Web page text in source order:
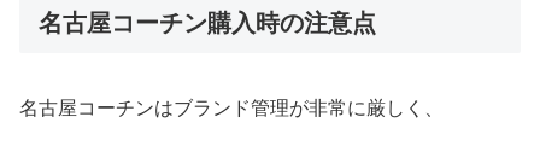
名古屋コーチン購入時の注意点
名古屋コーチンはブランド管理が非常に厳しく、